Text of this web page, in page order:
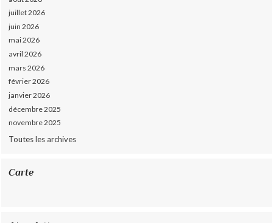
juillet 2026
juin 2026
mai 2026
avril 2026
mars 2026
février 2026
janvier 2026
décembre 2025
novembre 2025
Toutes les archives
Carte